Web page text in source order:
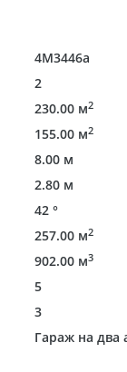
4M3446a
2
230.00 м2
155.00 м2
8.00 м
2.80 м
42 °
257.00 м2
902.00 м3
5
3
Гараж на два